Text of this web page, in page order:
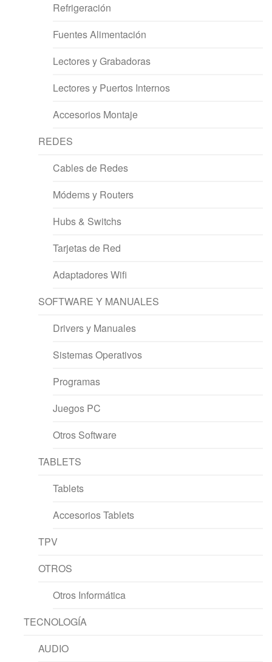
Refrigeración
Fuentes Alimentación
Lectores y Grabadoras
Lectores y Puertos Internos
Accesorios Montaje
REDES
Cables de Redes
Módems y Routers
Hubs & Switchs
Tarjetas de Red
Adaptadores Wifi
SOFTWARE Y MANUALES
Drivers y Manuales
Sistemas Operativos
Programas
Juegos PC
Otros Software
TABLETS
Tablets
Accesorios Tablets
TPV
OTROS
Otros Informática
TECNOLOGÍA
AUDIO